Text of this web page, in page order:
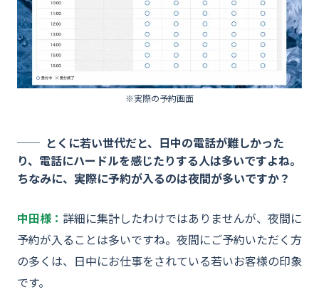
※実際の予約画面
とくに若い世代だと、日中の電話が難しかった
り、電話にハードルを感じたりする人は多いですよね。
ちなみに、実際に予約が入るのは夜間が多いですか？
中田様： 詳細に集計したわけではありませんが、夜間に
予約が入ることは多いですね。夜間にご予約いただく方
の多くは、日中にお仕事をされている若いお客様の印象
です。